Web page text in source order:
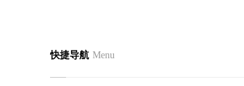
2023-12-27
如何在使用防汛草袋时减少灾害损失自古以
快捷导航 Menu